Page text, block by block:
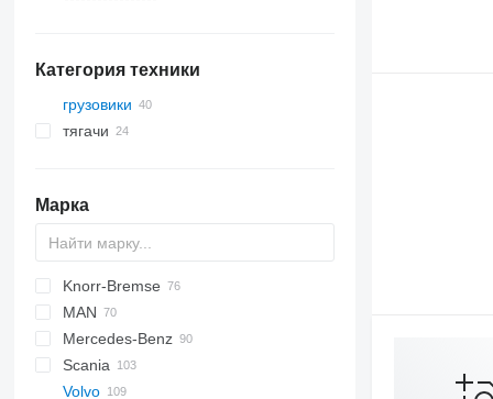
Категория техники
грузовики
тягачи
Марка
CF
LF
XF
Cargo
Daily
EuroCargo
EuroStar
Eurotech
Stralis
Knorr-Bremse
MAN
L2000
LE
TGA
Mercedes-Benz
A-Class
Actros
K-series
Magnum
Scania
R-series
Volvo